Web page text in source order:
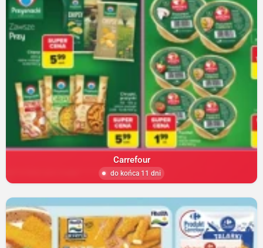
Carrefour
do końca 11 dni